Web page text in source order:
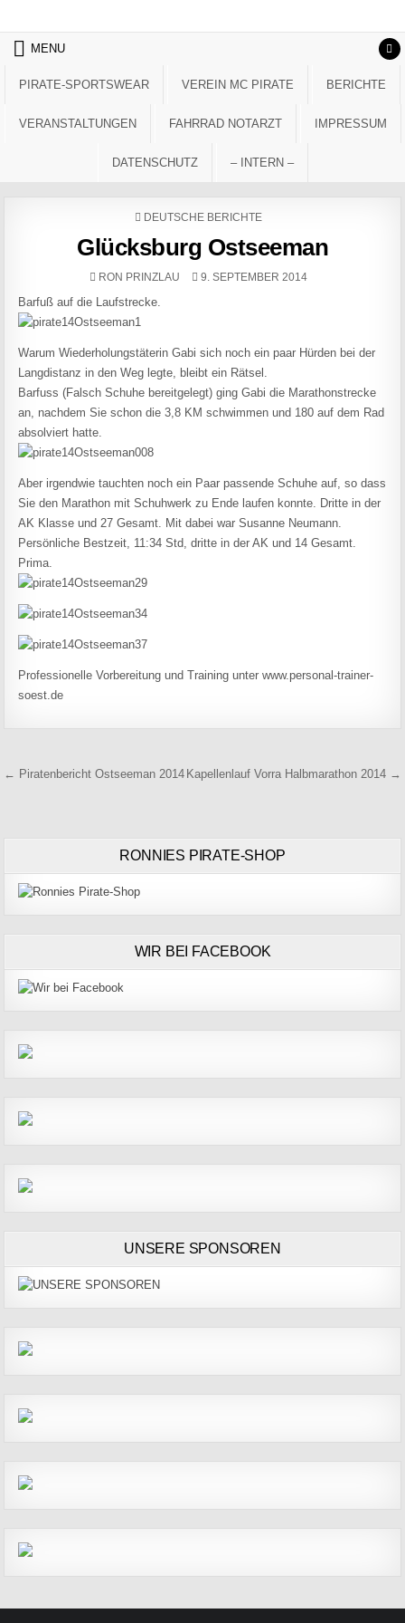
MENU
PIRATE-SPORTSWEAR VEREIN MC PIRATE BERICHTE
VERANSTALTUNGEN FAHRRAD NOTARZT IMPRESSUM
DATENSCHUTZ – INTERN –
POSTED IN
DEUTSCHE BERICHTE
Glücksburg Ostseeman
AUTHOR:
RON PRINZLAU PUBLISHED DATE:
9. SEPTEMBER 2014
Barfuß auf die Laufstrecke.
Warum Wiederholungstäterin Gabi sich noch ein paar Hürden bei der
Langdistanz in den Weg legte, bleibt ein Rätsel.
Barfuss (Falsch Schuhe bereitgelegt) ging Gabi die Marathonstrecke
an, nachdem Sie schon die 3,8 KM schwimmen und 180 auf dem Rad
absolviert hatte.
Aber irgendwie tauchten noch ein Paar passende Schuhe auf, so dass
Sie den Marathon mit Schuhwerk zu Ende laufen konnte. Dritte in der
AK Klasse und 27 Gesamt. Mit dabei war Susanne Neumann.
Persönliche Bestzeit, 11:34 Std, dritte in der AK und 14 Gesamt.
Prima.
Professionelle Vorbereitung und Training unter www.personal-trainer-
soest.de
Beitragsnavigation
← Piratenbericht Ostseeman 2014 Kapellenlauf Vorra Halbmarathon 2014 →
RONNIES PIRATE-SHOP
WIR BEI FACEBOOK
UNSERE SPONSOREN